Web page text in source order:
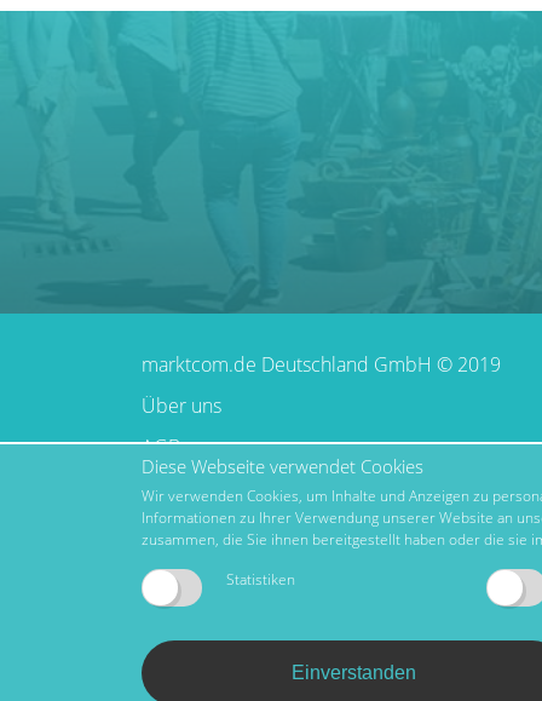
marktcom.de Deutschland GmbH © 2019
Über uns
AGB
Impressum
Datenschutz
Nutzungsbedingungen
Diese Webseite verwendet Cookies
Wir verwenden Cookies, um Inhalte und Anzeigen zu
Informationen zu Ihrer Verwendung unserer Website an
zusammen, die Sie ihnen bereitgestellt haben oder die sie
Statistiken